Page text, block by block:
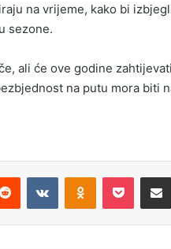
na vrijeme, kako bi
sezone.
ali će ove godine
na putu mora biti